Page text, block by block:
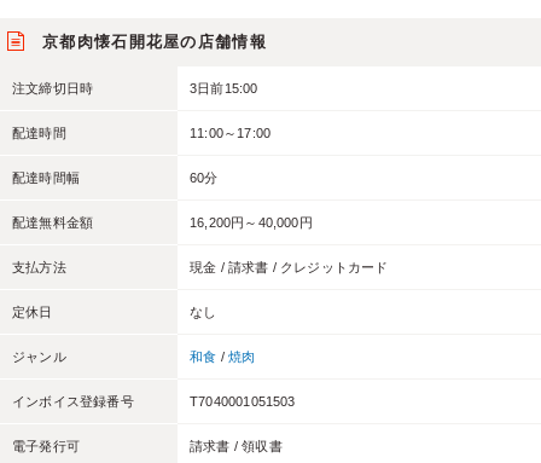
京都肉懐石開花屋の店舗情報
注文締切日時 3日前15:00
配達時間 11:00～17:00
配達時間幅 60分
配達無料金額 16,200円～40,000円
支払方法 現金 / 請求書 / クレジットカード
定休日 なし
ジャンル 和食 / 焼肉
インボイス登録番号 T7040001051503
電子発行可 請求書 / 領収書